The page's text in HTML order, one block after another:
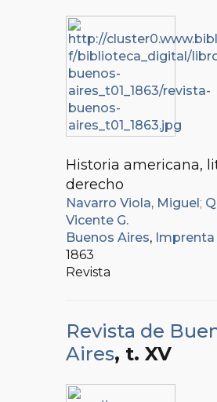
Historia americana,
derecho
Navarro Viola, Miguel ;
Vicente G.
Buenos Aires,
1863
Revista
Revista de
Aires, t. XV